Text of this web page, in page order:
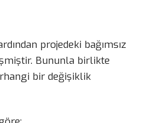
projedeki bağımsız
Bununla birlikte
bir değişiklik